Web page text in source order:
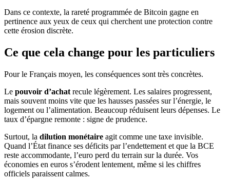
Dans ce contexte, la rareté programmée de Bitcoin gagne en
pertinence aux yeux de ceux qui cherchent une protection contre
cette érosion discrète.
Ce que cela change pour les particuliers
Pour le Français moyen, les conséquences sont très concrètes.
Le pouvoir d’achat recule légèrement. Les salaires progressent,
mais souvent moins vite que les hausses passées sur l’énergie, le
logement ou l’alimentation. Beaucoup réduisent leurs dépenses. Le
taux d’épargne remonte : signe de prudence.
Surtout, la dilution monétaire agit comme une taxe invisible.
Quand l’État finance ses déficits par l’endettement et que la BCE
reste accommodante, l’euro perd du terrain sur la durée. Vos
économies en euros s’érodent lentement, même si les chiffres
officiels paraissent calmes.